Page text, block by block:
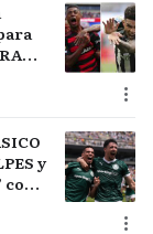
y
con